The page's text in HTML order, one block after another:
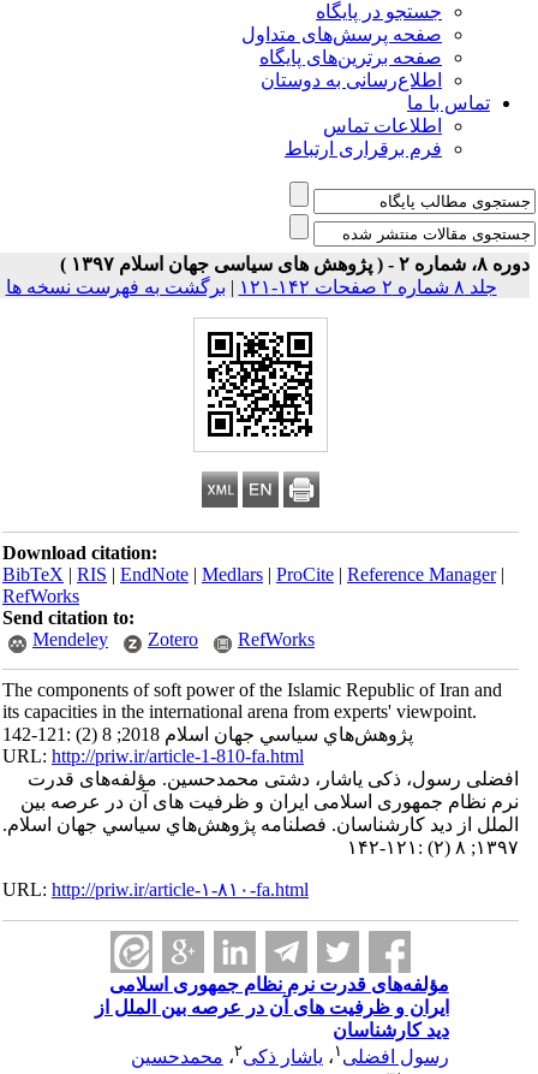
جستجو در پایگاه
صفحه پرسش‌های متداول
صفحه برترین‌های پایگاه
اطلاع‌رسانی به دوستان
تماس با ما
اطلاعات تماس
فرم برقراری ارتباط
۲ - ( پژوهش های سیاسی جهان اسلام ۱۳۹۷ )
جلد ۸ شماره ۲ صفحات ۱۴۲-۱۲۱
| برگشت به فهرست نسخه ها
Download citation:
BibTeX|RIS|EndNote|Medlars|ProCite|Reference Manager
RefWorks
Send citation to:
Mendeley
Zotero RefWorks
The components of soft power of the Islamic Republic of Iran and
its capacities in the international arena from experts' viewpoint.
پژوهش‌هاي سياسي جهان اسلام 2018; 8 (2) :121-142
URL:http://priw.ir/article-1-810-fa.html
افضلی رسول، ذکی یاشار، دشتی محمدحسین. مؤلفه‌های قدرت
نرم نظام جمهوری اسلامی ایران و ظرفیت های آن در عرصه بین
الملل از دید کارشناسان. فصلنامه پژوهش‌هاي سياسي جهان اسلام.
۱۳۹۷; ۸ (۲) :۱۲۱-۱۴۲
URL:http://priw.ir/article-۱-۸۱۰-fa.html
مؤلفه‌های قدرت نرم نظام جمهوری اسلامی
ایران و ظرفیت های آن در عرصه بین الملل از
دید کارشناسان
رسول افضلی ،یاشار ذکی ،محمدحسین